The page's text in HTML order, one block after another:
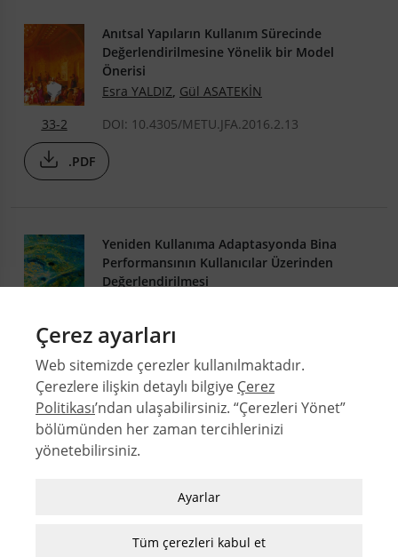
33-2
Anıtsal Yapıların Kullanım Sürecinde
Değerlendirilmesine Yönelik bir Model
Önerisi
Esra YALDIZ Gül ASATEKİN
DOI: 10.4305/METU.JFA.2016.2.13
.PDF
27-1
Yeniden Kullanıma Adaptasyonda Bina
Performansının Kullanıcılar Üzerinden
Değerlendirilmesi
DOI: 10.4305/METU.JFA.2010.1.1
.PDF
Çerez ayarları
Web sitemizde çerezler kullanılmaktadır.
Çerezlere ilişkin detaylı bilgiye Çerez
Politikası’ndan ulaşabilirsiniz. “Çerezleri Yönet”
bölümünden her zaman tercihlerinizi
yönetebilirsiniz.
Zorunlu / Teknik Çerezler
özelliklerinden faydalanabilmek için kullanılan
Ayarlar
Tüm çerezleri kabul et
© 2026 Orta Doğu Teknik Üniversitesi Mimarlık Fakültesi
Yazarlar
MFD Yazı Kılavuzu